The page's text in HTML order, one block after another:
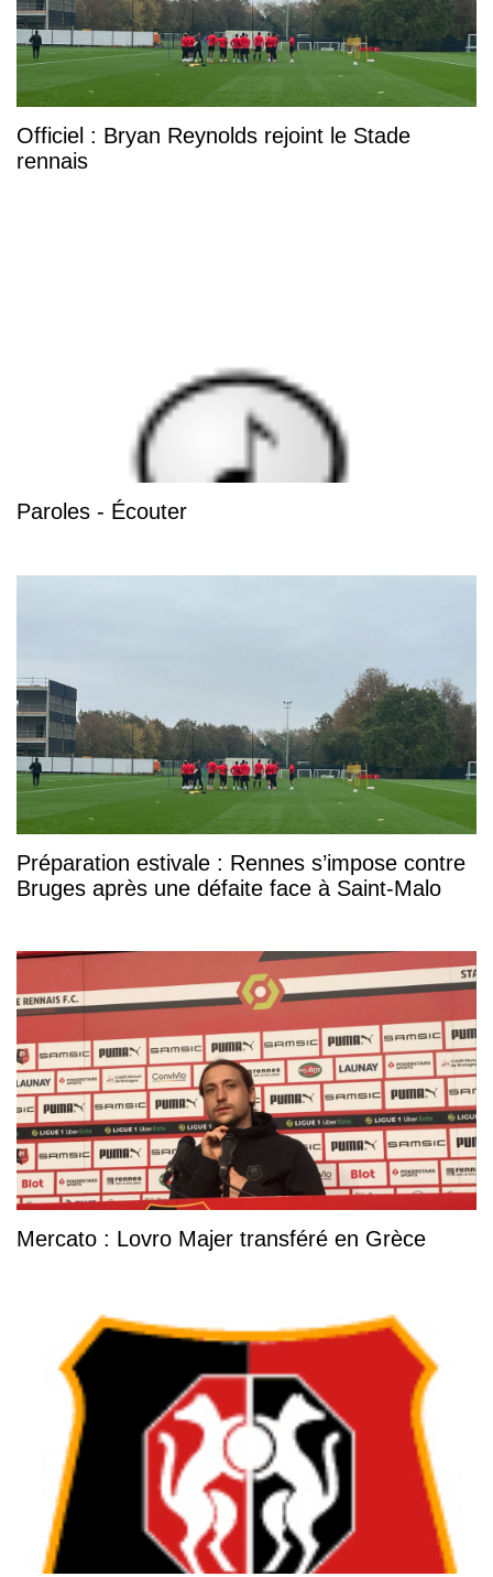
Officiel : Bryan Reynolds rejoint le Stade
rennais
Paroles - Écouter
Préparation estivale : Rennes s’impose contre
Bruges après une défaite face à Saint-Malo
Mercato : Lovro Majer transféré en Grèce